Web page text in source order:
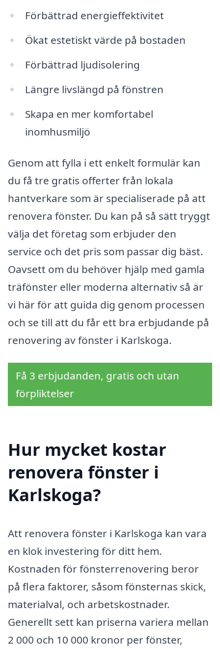
Förbättrad energieffektivitet
Ökat estetiskt värde på bostaden
Förbättrad ljudisolering
Längre livslängd på fönstren
Skapa en mer komfortabel
inomhusmiljö
Genom att fylla i ett enkelt formulär kan
du få tre gratis offerter från lokala
hantverkare som är specialiserade på att
renovera fönster. Du kan på så sätt tryggt
välja det företag som erbjuder den
service och det pris som passar dig bäst.
Oavsett om du behöver hjälp med gamla
träfönster eller moderna alternativ så är
vi här för att guida dig genom processen
och se till att du får ett bra erbjudande på
renovering av fönster i Karlskoga.
Få 3 erbjudanden, gratis och utan
förpliktelser
Hur mycket kostar
renovera fönster i
Karlskoga?
Att renovera fönster i Karlskoga kan vara
en klok investering för ditt hem.
Kostnaden för fönsterrenovering beror
på flera faktorer, såsom fönsternas skick,
materialval, och arbetskostnader.
Generellt sett kan priserna variera mellan
2 000 och 10 000 kronor per fönster,